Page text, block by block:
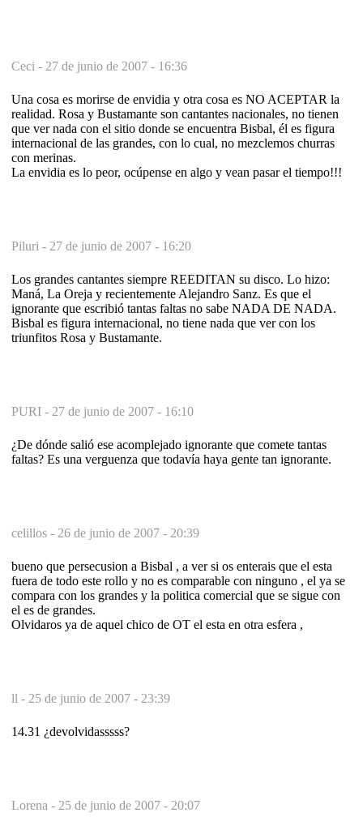
Ceci - 27 de junio de 2007 - 16:36
Una cosa es morirse de envidia y otra cosa es NO ACEPTAR la
realidad. Rosa y Bustamante son cantantes nacionales, no tienen
que ver nada con el sitio donde se encuentra Bisbal, él es figura
internacional de las grandes, con lo cual, no mezclemos churras
con merinas.
La envidia es lo peor, ocúpense en algo y vean pasar el tiempo!!!
Piluri - 27 de junio de 2007 - 16:20
Los grandes cantantes siempre REEDITAN su disco. Lo hizo:
Maná, La Oreja y recientemente Alejandro Sanz. Es que el
ignorante que escribió tantas faltas no sabe NADA DE NADA.
Bisbal es figura internacional, no tiene nada que ver con los
triunfitos Rosa y Bustamante.
PURI - 27 de junio de 2007 - 16:10
¿De dónde salió ese acomplejado ignorante que comete tantas
faltas? Es una verguenza que todavía haya gente tan ignorante.
celillos - 26 de junio de 2007 - 20:39
bueno que persecusion a Bisbal , a ver si os enterais que el esta
fuera de todo este rollo y no es comparable con ninguno , el ya se
compara con los grandes y la politica comercial que se sigue con
el es de grandes.
Olvidaros ya de aquel chico de OT el esta en otra esfera ,
ll - 25 de junio de 2007 - 23:39
14.31 ¿devolvidasssss?
Lorena - 25 de junio de 2007 - 20:07